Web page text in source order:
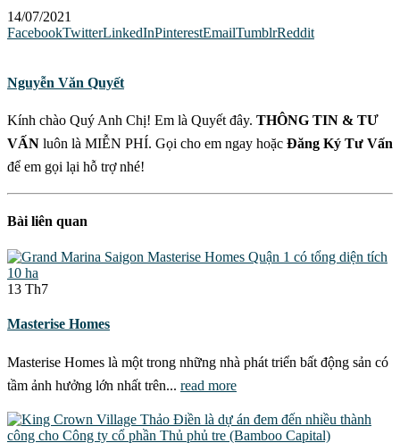
14/07/2021
FacebookTwitterLinkedInPinterestEmailTumblrReddit
Nguyễn Văn Quyết
Kính chào Quý Anh Chị! Em là Quyết đây. THÔNG TIN & TƯ
VẤN luôn là MIỄN PHÍ. Gọi cho em ngay hoặc Đăng Ký Tư Vấn
để em gọi lại hỗ trợ nhé!
Bài liên quan
13 Th7
Masterise Homes
Masterise Homes là một trong những nhà phát triển bất động sản có
tầm ảnh hưởng lớn nhất trên... read more